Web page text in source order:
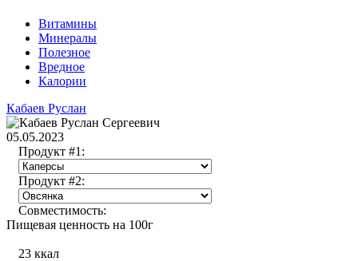
Витамины
Минералы
Полезное
Вредное
Калории
Кабаев Руслан
05.05.2023
Продукт #1:
Продукт #2:
Совместимость:
Пищевая ценность на 100г
23 ккал